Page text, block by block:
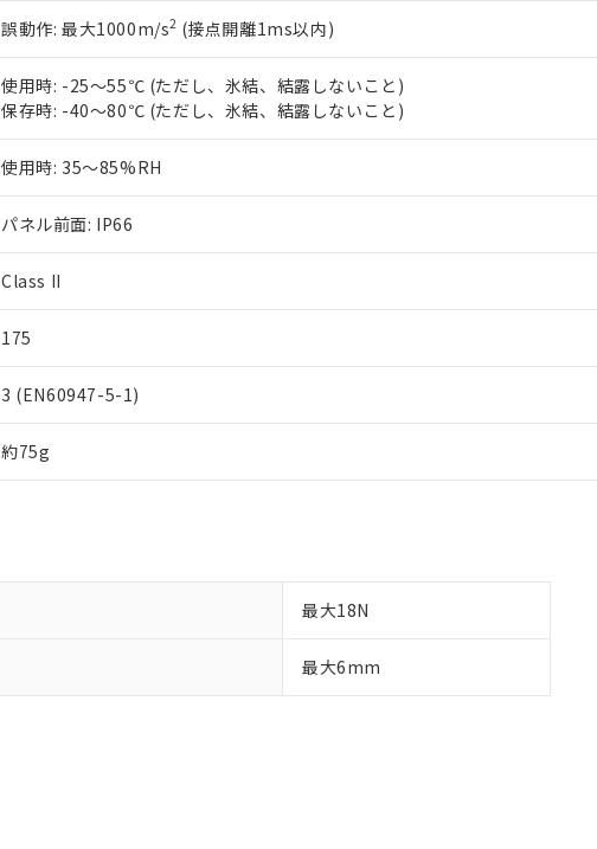
誤動作: 最大1000m/s2 (接点開離1ms以内)
使用時: -25～55℃ (ただし、氷結、結露しないこと)
保存時: -40～80℃ (ただし、氷結、結露しないこと)
使用時: 35～85%RH
パネル前面: IP66
Class II
175
3 (EN60947-5-1)
約75g
最大18N
最大6mm